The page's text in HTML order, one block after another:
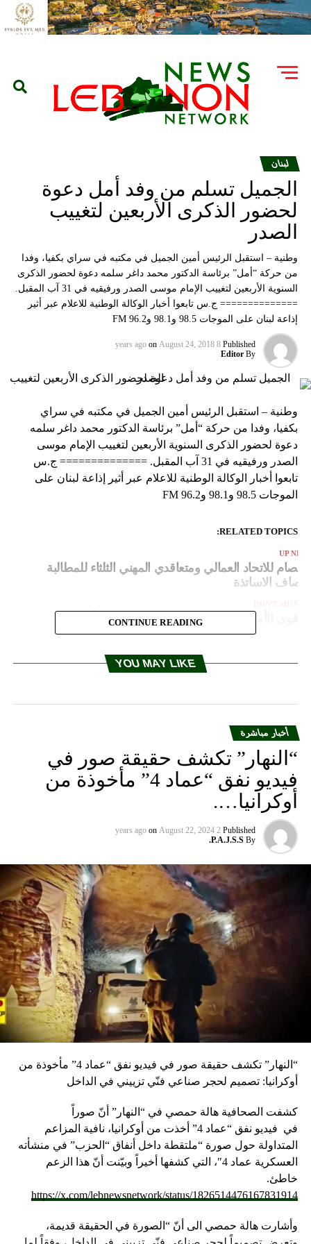
لبنان
الجميل تسلم من وفد أمل دعوة
لحضور الذكرى الأربعين لتغييب
الصدر
وطنية – استقبل الرئيس أمين الجميل في مكتبه في سراي بكفيا، وفدا
من حركة “أمل” برئاسة الدكتور محمد داغر سلمه دعوة لحضور الذكرى
السنوية الأربعين لتغييب الإمام موسى الصدر ورفيقيه في 31 آب المقبل.
============== ج.س تابعوا أخبار الوكالة الوطنية للاعلام عبر أثير
إذاعة لبنان على الموجات 98.5 و98.1 و96.2 FM
Published
8 years ago
on August 24, 2018
By
Editor
وطنية – استقبل الرئيس أمين الجميل في مكتبه في سراي
بكفيا، وفدا من حركة “أمل” برئاسة الدكتور محمد داغر سلمه
دعوة لحضور الذكرى السنوية الأربعين لتغييب الإمام موسى
الصدر ورفيقيه في 31 آب المقبل. ============== ج.س
تابعوا أخبار الوكالة الوطنية للاعلام عبر أثير إذاعة لبنان على
الموجات 98.5 و98.1 و96.2 FM
RELATED TOPICS:
UP
للاتحاد العمالي ومتعاقدي المهني الثلثاء للمطالبة
الاساتذة
CONTINUE READING
YOU MAY LIKE
أخبار مباشرة
“النهار” تكشف حقيقة صور في
فيديو نفق “عماد 4” مأخوذة من
أوكرانيا….
Published
2 years ago
on August 22, 2024
By
P.A.J.S.S.
“النهار” تكشف حقيقة صور في فيديو نفق “عماد 4” مأخوذة من
أوكرانيا: تصميم لحجر صناعي فنّي تزييني في الداخل
كشفت الصحافية هالة حمصي في “النهار” أنّ صوراً
في فيديو
نفق “عماد 4” أخذت من أوكرانيا، نافية المزاعم
المتداولة حول صورة “ملتقطة داخل أنفاق “الحزب” في منشأته
العسكرية عماد 4″، التي كشفها أخيراً وبيّنت أنّ هذا الزعم
خاطئ.
https://x.com/lebnewsnetwork/status/1826514476167831914
وأشارت هالة حمصي الى أنّ “الصورة في الحقيقة قديمة،